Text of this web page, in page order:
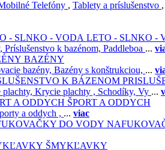
Telefóny , Tablety a príslušenstvo ,
LETO - SLNKO -
Príslušenstvo k bazénom, Paddleboa ...
BAZÉNY
bazény, Bazény s konštrukciou, ...
plachty, Krycie plachty , Schodíky, Vy ...
ŠPORT A ODDYCH
a oddych , ... viac
ŠMYKĽAVKY